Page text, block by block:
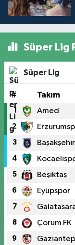
Süper Lig
Süper Lig
# Takım
1 Amed
2
3 Başakşehir
4
5 Beşiktaş
6 Eyüpspor
7
8 Çorum FK
9 Gaziantep